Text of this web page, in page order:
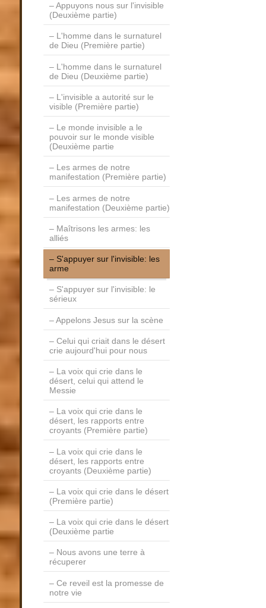
Appuyons nous sur l'invisible
(Deuxième partie)
L'homme dans le surnaturel
de Dieu (Première partie)
L'homme dans le surnaturel
de Dieu (Deuxième partie)
L'invisible a autorité sur le
visible (Première partie)
Le monde invisible a le
pouvoir sur le monde visible
(Deuxième partie
Les armes de notre
manifestation (Première partie)
Les armes de notre
manifestation (Deuxième partie)
Maîtrisons les armes: les
alliés
S'appuyer sur l'invisible: les
arme
S'appuyer sur l'invisible: le
sérieux
Appelons Jesus sur la scène
Celui qui criait dans le désert
crie aujourd'hui pour nous
La voix qui crie dans le
désert, celui qui attend le
Messie
La voix qui crie dans le
désert, les rapports entre
croyants (Première partie)
La voix qui crie dans le
désert, les rapports entre
croyants (Deuxième partie)
La voix qui crie dans le désert
(Première partie)
La voix qui crie dans le désert
(Deuxième partie
Nous avons une terre à
récuperer
Ce reveil est la promesse de
notre vie